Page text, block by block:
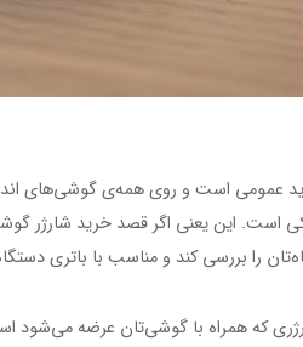
عمومی است و روی همه‌ی گوشی‌های
است. این یعنی اگر قصد خرید شارژر
را بررسی کند و مناسب با باتری
که همراه با گوشی‌تان عرضه می‌شود